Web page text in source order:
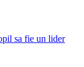
sa fie un lider